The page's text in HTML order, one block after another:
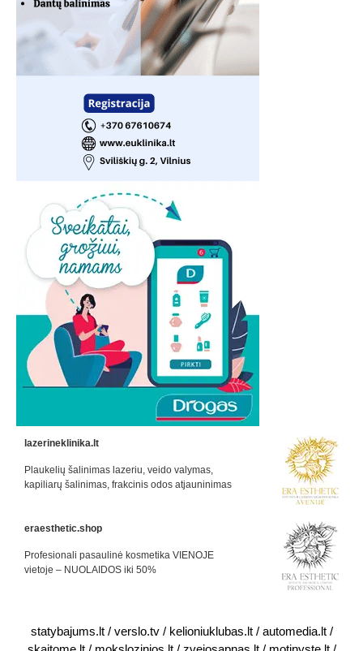
lazerineklinika.lt
Plaukelių šalinimas lazeriu, veido valymas,
kapiliarų šalinimas, frakcinis odos atjauninimas
eraesthetic.shop
Profesionali pasaulinė kosmetika VIENOJE
vietoje – NUOLAIDOS iki 50%
statybajums.lt/ verslo.tv/ kelioniuklubas.lt/ automedia.lt/